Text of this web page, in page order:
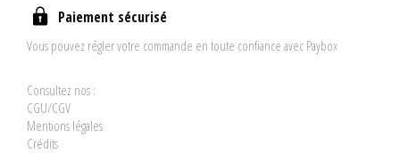
Paiement sécurisé
Vous pouvez régler votre commande en toute confiance avec Paybox
Consultez nos :
CGU/CGV
Mentions légales
Crédits